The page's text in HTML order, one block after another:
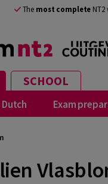
The most complete NT2
SCHOOL
Exam